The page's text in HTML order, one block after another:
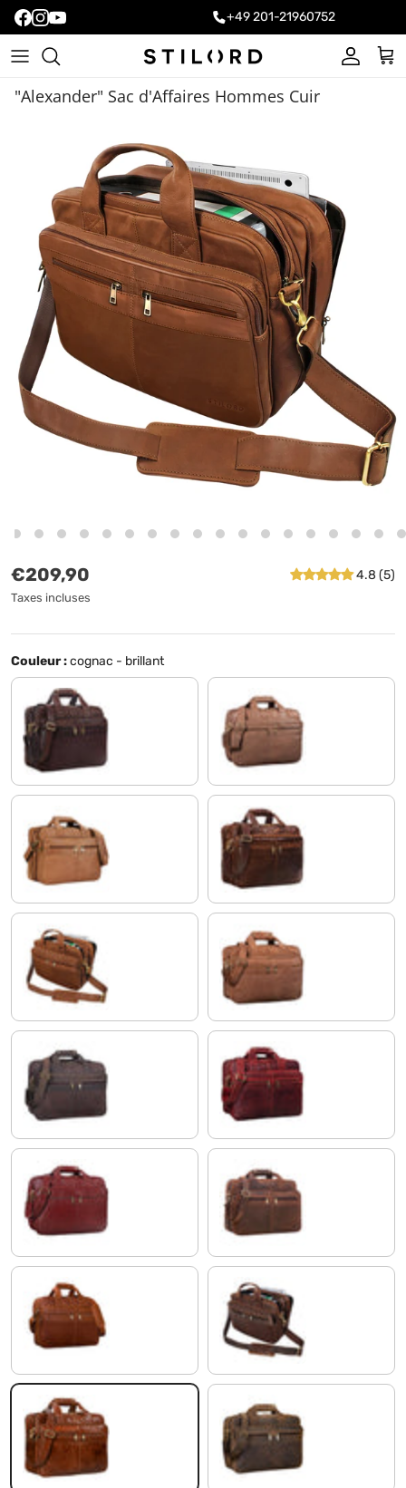
+49 201-21960752
Compte
"Alexander" Sac d'Affaires Hommes Cuir
Prix habituel
€209,90
Taxes incluses
4.8 (5)
Couleur :cognac - brillant
ébène - marron gris - marron
cognac - brun clair marron - antique
marron modena - marron
morino - marron rosso
rouge - marron zamora - marron
Cognac Marron cognac - marron foncé
cognac - brillant colorado - marron